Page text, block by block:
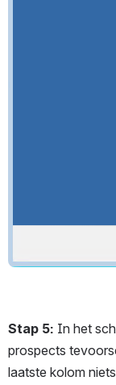
Stap 5: In het
prospects
laatste kolom